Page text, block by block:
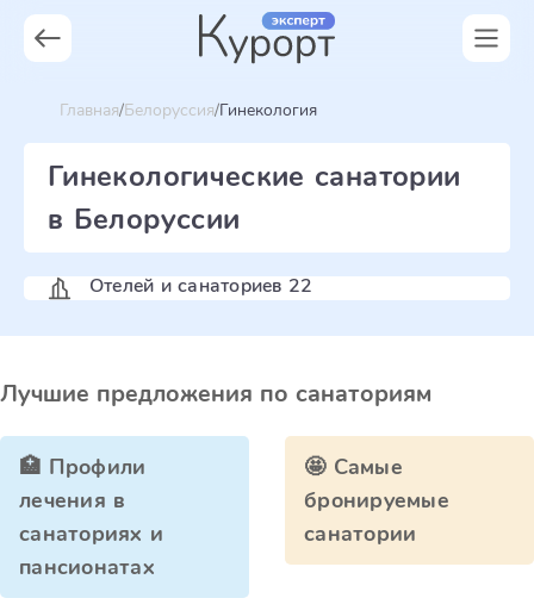
Главная Белоруссия Гинекология
Гинекологические санатории
в Белоруссии
Отелей и санаториев 22
Лучшие предложения по санаториям
🏥 Профили
лечения в
санаториях и
пансионатах
🤩 Самые
бронируемые
санатории